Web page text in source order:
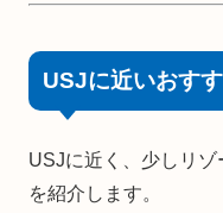
USJに近いおす
USJに近く、少しリ
を紹介します。